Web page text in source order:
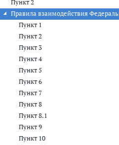
Пункт 2
Правила взаимодействия
Пункт 1
Пункт 2
Пункт 3
Пункт 4
Пункт 5
Пункт 6
Пункт 7
Пункт 8
Пункт 8.1
Пункт 9
Пункт 10